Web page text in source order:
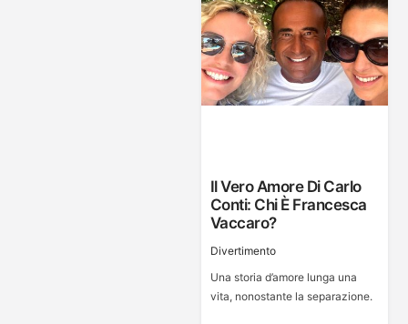
Il Vero Amore Di Carlo
Conti: Chi È Francesca
Vaccaro?
Divertimento
Una storia d’amore lunga una
vita, nonostante la separazione.